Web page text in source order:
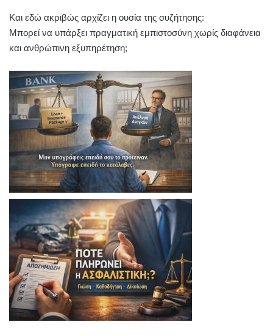
Και εδώ ακριβώς αρχίζει η ουσία της συζήτησης:
Μπορεί να υπάρξει πραγματική εμπιστοσύνη χωρίς διαφάνεια
και ανθρώπινη εξυπηρέτηση;